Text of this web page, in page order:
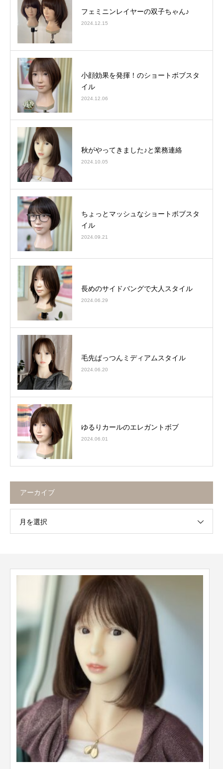
フェミニンレイヤーの双子ちゃん♪
2024.12.15
小顔効果を発揮！のショートボブスタ
イル
2024.12.06
秋がやってきました♪と業務連絡
2024.10.05
ちょっとマッシュなショートボブスタ
イル
2024.09.21
長めのサイドバングで大人スタイル
2024.06.29
毛先ぱっつんミディアムスタイル
2024.06.20
ゆるりカールのエレガントボブ
2024.06.01
アーカイブ
月を選択